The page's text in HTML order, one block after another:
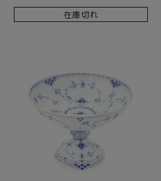
在庫切れ